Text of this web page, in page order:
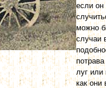
если он
можно
случаи
луг или
как они